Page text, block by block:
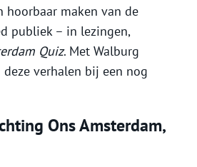
hoorbaar maken van de
publiek – in lezingen,
Quiz. Met Walburg
verhalen bij een nog
Ons Amsterdam,